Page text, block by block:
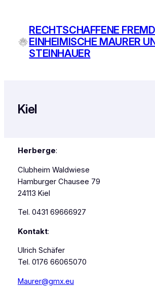
springenRECHTSCHAFFENE
EINHEIMISCHE MAURER
STEINHAUER
Kiel
Herberge:
Clubheim Waldwiese
Hamburger Chausee 79
24113 Kiel
Tel. 0431 69666927
Kontakt:
Ulrich Schäfer
Tel. 0176 66065070
Maurer@gmx.eu